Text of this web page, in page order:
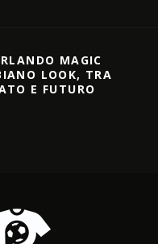
MAGIC
LOOK, TRA
E FUTURO